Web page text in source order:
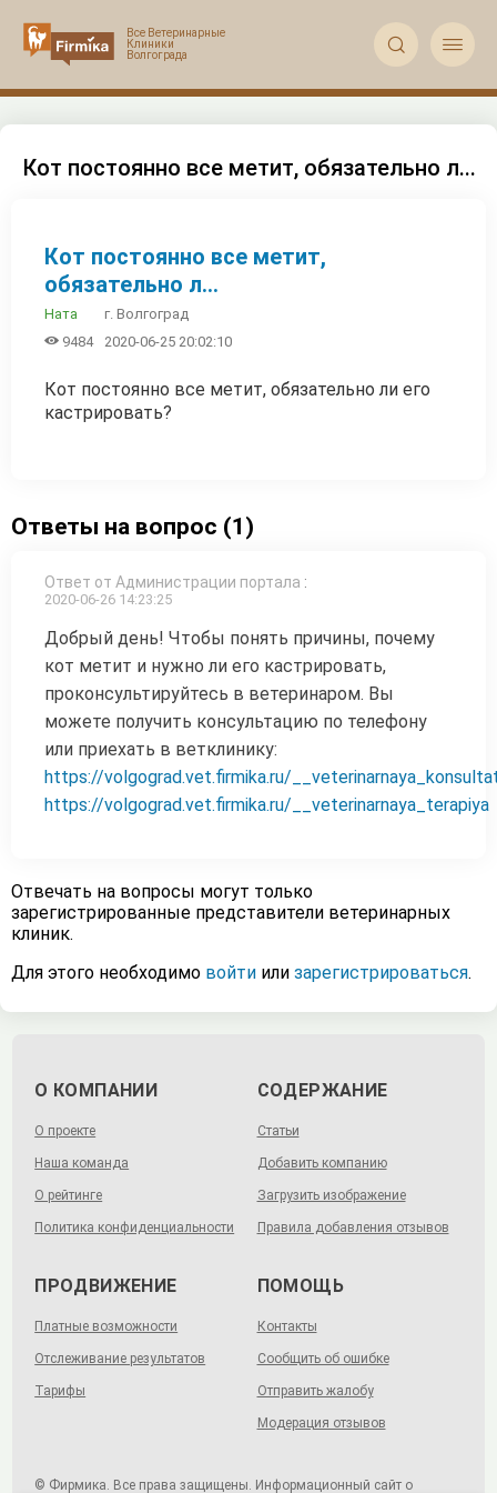
 
Кот постоянно все метит, обязательно л...
Кот постоянно все метит,
обязательно л...
Ната г. Волгоград
 9484 2020-06-25 20:02:10
Кот постоянно все метит, обязательно ли его
кастрировать?
Ответы на вопрос (1)
Ответ от Администрации портала :
2020-06-26 14:23:25
Добрый день! Чтобы понять причины, почему
кот метит и нужно ли его кастрировать,
проконсультируйтесь в ветеринаром. Вы
можете получить консультацию по телефону
или приехать в ветклинику:
https://volgograd.vet.firmika.ru/
https://volgograd.vet.firmika.ru/__veterinarnaya_terapiya
Отвечать на вопросы могут только
зарегистрированные представители ветеринарных
клиник.
Для этого необходимо войти или зарегистрироваться.
О КОМПАНИИ
О проекте
Наша команда
О рейтинге
Политика конфиденциальности
СОДЕРЖАНИЕ
Статьи
Добавить компанию
Загрузить изображение
Правила добавления отзывов
ПРОДВИЖЕНИЕ
Платные возможности
Отслеживание результатов
Тарифы
ПОМОЩЬ
Контакты
Сообщить об ошибке
Отправить жалобу
Модерация отзывов
© Фирмика. Все права защищены. Информационный сайт о